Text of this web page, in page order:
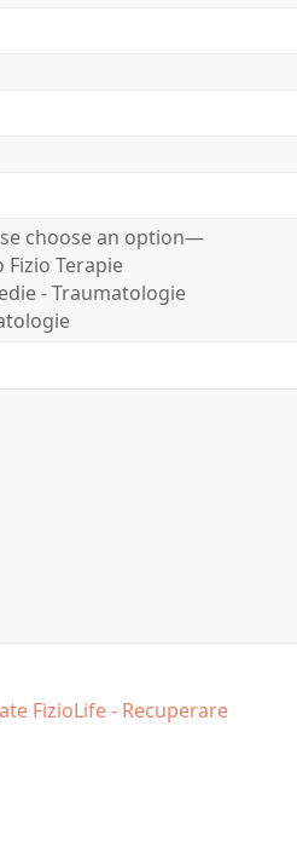
FizioLife - Recuperare